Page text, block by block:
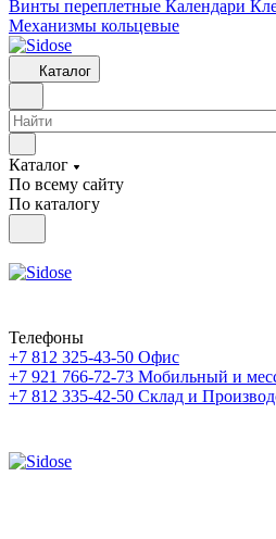
Винты переплетные Календари
Механизмы кольцевые
Каталог
Каталог
По всему сайту
По каталогу
Телефоны
+7 812 325-43-50 Офис
+7 921 766-72-73 Мобильный и
+7 812 335-42-50 Склад и